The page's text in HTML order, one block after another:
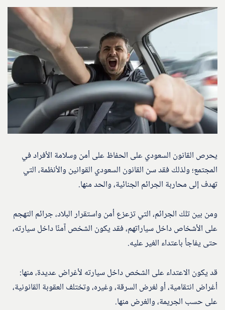
يحرص القانون السعودي على الحفاظ على أمن وسلامة الأفراد في
المجتمع؛ ولذلك فقد سن القانون السعودي القوانين والأنظمة، التي
تهدف إلى محاربة الجرائم الجنائية، والحد منها.
ومن بين تلك الجرائم، التي تزعزع أمن واستقرار البلاد، جرائم التهجم
على الأشخاص داخل سياراتهم، فقد يكون الشخص آمنًا داخل سيارته،
حتى يفاجأ باعتداء الغير عليه.
قد يكون الاعتداء على الشخص داخل سيارته لأغراض عديدة، منها:
أغراض انتقامية، أو لغرض السرقة، وغيره، وتختلف العقوبة القانونية،
على حسب الجريمة، والغرض منها.